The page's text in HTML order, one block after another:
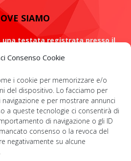
Consenso Cookie
i cookie per memorizzare e/o
del dispositivo. Lo facciamo per
e per mostrare annunci
a queste tecnologie ci consentirà di
di navigazione o gli ID
consenso o la revoca del
negativamente su alcune
SIAMO
una testata registrata presso il
SOCIAL